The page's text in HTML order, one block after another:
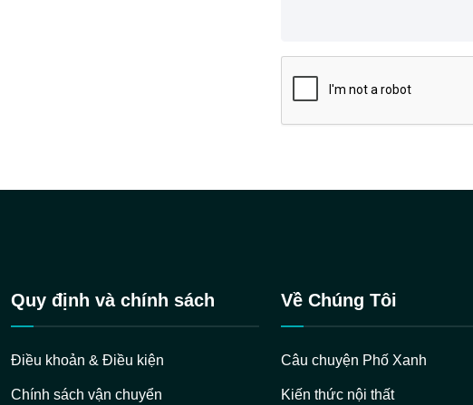
Quy định và chính sách
Điều khoản & Điều kiện
Chính sách vận chuyển
Về Chúng Tôi
Câu chuyện Phố Xanh
Kiến thức nội thất